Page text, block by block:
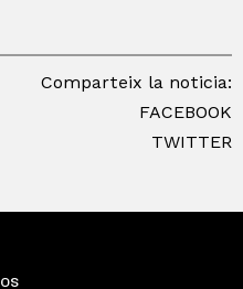
Comparteix la noticia:
FACEBOOK
TWITTER